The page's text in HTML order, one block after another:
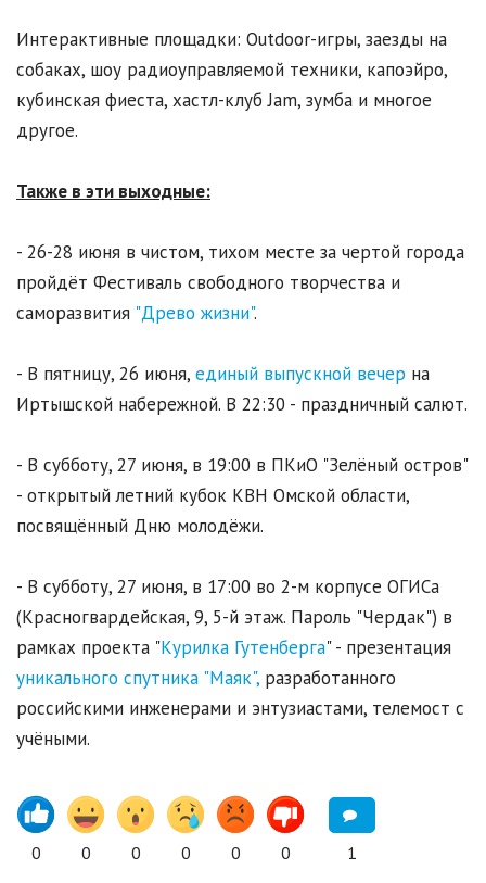
Интерактивные площадки: Outdoor-игры, заезды на
собаках, шоу радиоуправляемой техники, капоэйро,
кубинская фиеста, хастл-клуб Jam, зумба и многое
другое.
Также в эти выходные:
- 26-28 июня в чистом, тихом месте за чертой города
пройдёт Фестиваль свободного творчества и
саморазвития "Древо жизни".
- В пятницу, 26 июня, единый выпускной вечер на
Иртышской набережной. В 22:30 - праздничный салют.
- В субботу, 27 июня, в 19:00 в ПКиО "Зелёный остров"
- открытый летний кубок КВН Омской области,
посвящённый Дню молодёжи.
- В субботу, 27 июня, в 17:00 во 2-м корпусе ОГИСа
(Красногвардейская, 9, 5-й этаж. Пароль "Чердак") в
рамках проекта "Курилка Гутенберга" - презентация
уникального спутника "Маяк", разработанного
российскими инженерами и энтузиастами, телемост с
учёными.
0 0 0 0 0 0 1